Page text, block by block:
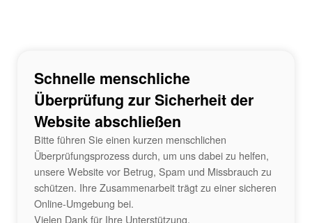
Schnelle menschliche
Überprüfung zur Sicherheit der
Website abschließen
Bitte führen Sie einen kurzen menschlichen
Überprüfungsprozess durch, um uns dabei zu helfen,
unsere Website vor Betrug, Spam und Missbrauch zu
schützen. Ihre Zusammenarbeit trägt zu einer sicheren
Online-Umgebung bei.
Vielen Dank für Ihre Unterstützung.